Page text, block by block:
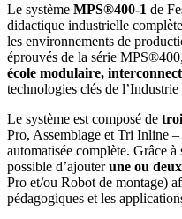
Le système MPS®400-1 de
didactique industrielle
les environnements de
éprouvés de la série
école modulaire,
technologies clés de l’Industrie
Le système est composé de
Pro, Assemblage et Tri Inline
automatisée complète. Grâce
possible d’ajouterune ou
Pro et/ou Robot de montage)
pédagogiques et les